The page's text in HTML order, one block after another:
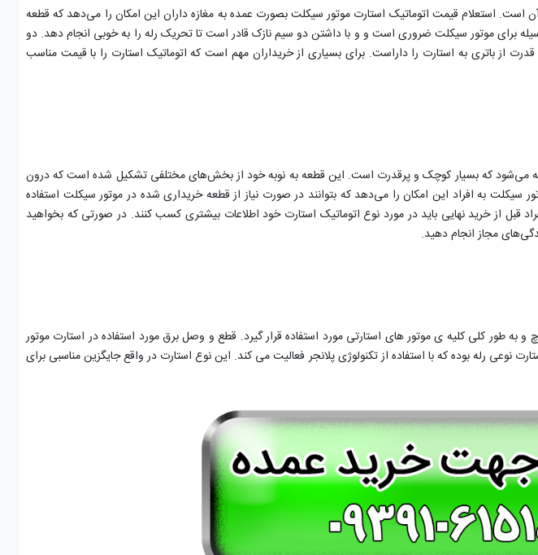
است. استعلام قیمت اتوماتیک استارت موتور سیکلت بصورت عمده به مغازه داران این امکان را می‌دهد که قطعه
برای موتور سیکلت ضروری است و و با داشتن دو سیم نازک قادر است تا تحریک رله را به خوبی انجام دهد. دو
از باتری به استارت را داراست. برای بسیاری از خریداران مهم است که اتوماتیک استارت را با قیمت مناسب
می‌شود که بسیار کوچک و پرقدرت است. این قطعه به نوبه خود از بخش‌های مختلفی تشکیل شده است که درون
سیکلت به افراد این امکان را می‌دهد که بتوانند در صورت نیاز از قطعه خریداری شده در موتور سیکلت استفاده
از خرید نهایی باید در مورد نوع اتوماتیک استارت خود اطلاعات بیشتری کسب کنند. در صورتی که بخواهید
مجاز انجام دهید.
به طور کلی کلیه ی موتور های استارتی مورد استفاده قرار گیرد. قطع و وصل برق مورد استفاده در استارت موتور
رله بوده که با استفاده از تکنولوژی پلانجر فعالیت می کند. این نوع استارت در واقع جایگزین مناسبی برای